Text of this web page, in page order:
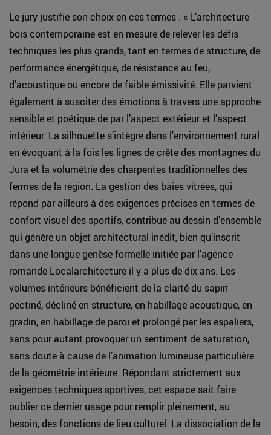
Le jury justifie son choix en ces termes : « L’architecture
bois contemporaine est en mesure de relever les défis
techniques les plus grands, tant en termes de structure, de
performance énergétique, de résistance au feu,
d’acoustique ou encore de faible émissivité. Elle parvient
également à susciter des émotions à travers une approche
sensible et poétique de par l’aspect extérieur et l’aspect
intérieur. La silhouette s’intègre dans l’environnement rural
en évoquant à la fois les lignes de crête des montagnes du
Jura et la volumétrie des charpentes traditionnelles des
fermes de la région. La gestion des baies vitrées, qui
répond par ailleurs à des exigences précises en termes de
confort visuel des sportifs, contribue au dessin d’ensemble
qui génère un objet architectural inédit, bien qu’inscrit
dans une longue genèse formelle initiée par l’agence
romande Localarchitecture il y a plus de dix ans. Les
volumes intérieurs bénéficient de la clarté du sapin
pectiné, décliné en structure, en habillage acoustique, en
gradin, en habillage de paroi et prolongé par les espaliers,
sans pour autant provoquer un sentiment de saturation,
sans doute à cause de l’animation lumineuse particulière
de la géométrie intérieure. Répondant strictement aux
exigences techniques sportives, cet espace sait faire
oublier ce dernier usage pour remplir pleinement, au
besoin, des fonctions de lieu culturel. La dissociation de la